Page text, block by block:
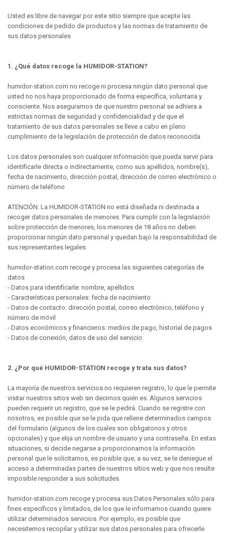
Usted es libre de navegar por este sitio siempre que acepte las
condiciones de pedido de productos y las normas de tratamiento de
sus datos personales
1. ¿Qué datos recoge la HUMIDOR-STATION?
humidor-station.com no recoge ni procesa ningún dato personal que
usted no nos haya proporcionado de forma específica, voluntaria y
consciente. Nos aseguramos de que nuestro personal se adhiera a
estrictas normas de seguridad y confidencialidad y de que el
tratamiento de sus datos personales se lleve a cabo en pleno
cumplimiento de la legislación de protección de datos reconocida
Los datos personales son cualquier información que pueda servir para
identificarle directa o indirectamente, como sus apellidos, nombre(s),
fecha de nacimiento, dirección postal, dirección de correo electrónico o
número de teléfono
ATENCIÓN: La HUMIDOR-STATION no está diseñada ni destinada a
recoger datos personales de menores. Para cumplir con la legislación
sobre protección de menores, los menores de 18 años no deben
proporcionar ningún dato personal y quedan bajo la responsabilidad de
sus representantes legales
humidor-station.com recoge y procesa las siguientes categorías de
datos
- Datos para identificarle: nombre, apellidos
- Características personales: fecha de nacimiento
- Datos de contacto: dirección postal, correo electrónico, teléfono y
número de móvil
- Datos económicos y financieros: medios de pago, historial de pagos
- Datos de conexión, datos de uso del servicio
2. ¿Por qué HUMIDOR-STATION recoge y trata sus datos?
La mayoría de nuestros servicios no requieren registro, lo que le permite
visitar nuestros sitios web sin decirnos quién es. Algunos servicios
pueden requerir un registro, que se le pedirá. Cuando se registre con
nosotros, es posible que se le pida que rellene determinados campos
del formulario (algunos de los cuales son obligatorios y otros
opcionales) y que elija un nombre de usuario y una contraseña. En estas
situaciones, si decide negarse a proporcionarnos la información
personal que le solicitamos, es posible que, a su vez, se le deniegue el
acceso a determinadas partes de nuestros sitios web y que nos resulte
imposible responder a sus solicitudes
humidor-station.com recoge y procesa sus Datos Personales sólo para
fines específicos y limitados, de los que le informamos cuando quiere
utilizar determinados servicios. Por ejemplo, es posible que
necesitemos recopilar y utilizar sus datos personales para ofrecerle